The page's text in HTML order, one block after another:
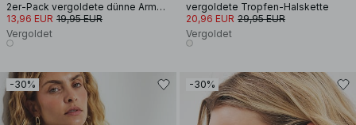
2er-Pack vergoldete dünne Armbänder
13,96 EUR 19,95 EUR
Vergoldet
vergoldete Tropfen-Halskette
20,96 EUR 29,95 EUR
Vergoldet
-30% -30%